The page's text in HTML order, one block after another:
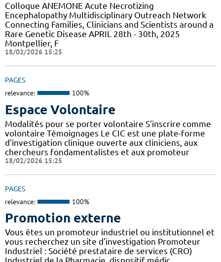
Colloque ANEMONE Acute Necrotizing
Encephalopathy Multidisciplinary Outreach Network
Connecting Families, Clinicians and Scientists around a
Rare Genetic Disease APRIL 28th - 30th, 2025
Montpellier, F
18/02/2026 15:25
PAGES
relevance: 100%
Espace Volontaire
Modalités pour se porter volontaire S'inscrire comme
volontaire Témoignages Le CIC est une plate-forme
d'investigation clinique ouverte aux cliniciens, aux
chercheurs fondamentalistes et aux promoteur
18/02/2026 15:25
PAGES
relevance: 100%
Promotion externe
Vous êtes un promoteur industriel ou institutionnel et
vous recherchez un site d'investigation Promoteur
Industriel : Société prestataire de services (CRO)